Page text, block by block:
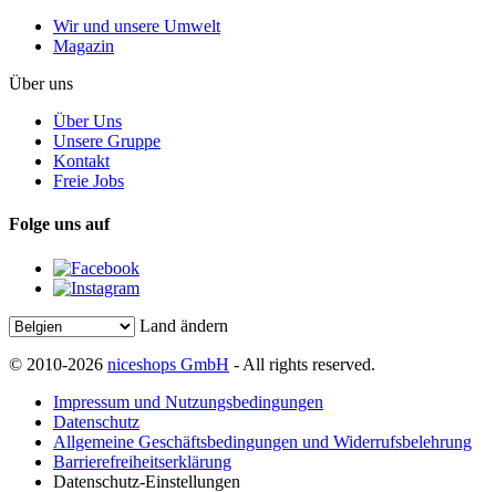
Wir und unsere Umwelt
Magazin
Über uns
Über Uns
Unsere Gruppe
Kontakt
Freie Jobs
Folge uns auf
Land ändern
© 2010-2026 niceshops GmbH - All rights reserved.
Impressum und Nutzungsbedingungen
Datenschutz
Allgemeine Geschäftsbedingungen und Widerrufsbelehrung
Barrierefreiheitserklärung
Datenschutz-Einstellungen